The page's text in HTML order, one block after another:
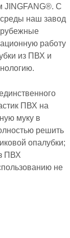
JINGFANG®. С
наш завод
работу
из ПВХ и
ПВХ на
муку в
решить
опалубки;
ПВХ
не